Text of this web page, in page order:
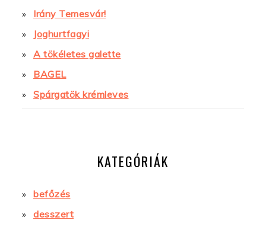
Irány Temesvár!
Joghurtfagyi
A tökéletes galette
BAGEL
Spárgatök krémleves
KATEGÓRIÁK
befőzés
desszert